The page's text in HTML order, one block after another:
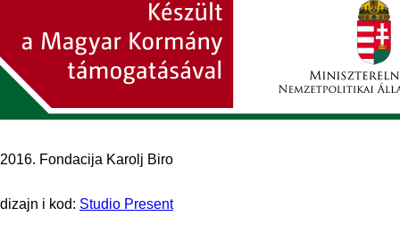
2016. Fondacija Karolj Biro
dizajn i kod: Studio Present